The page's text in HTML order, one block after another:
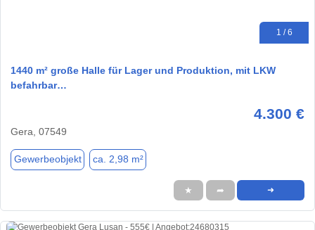
1 / 6
1440 m² große Halle für Lager und Produktion, mit LKW
befahrbar…
4.300 €
Gera, 07549
Gewerbeobjekt ca. 2,98 m²
★ ➦ ➜